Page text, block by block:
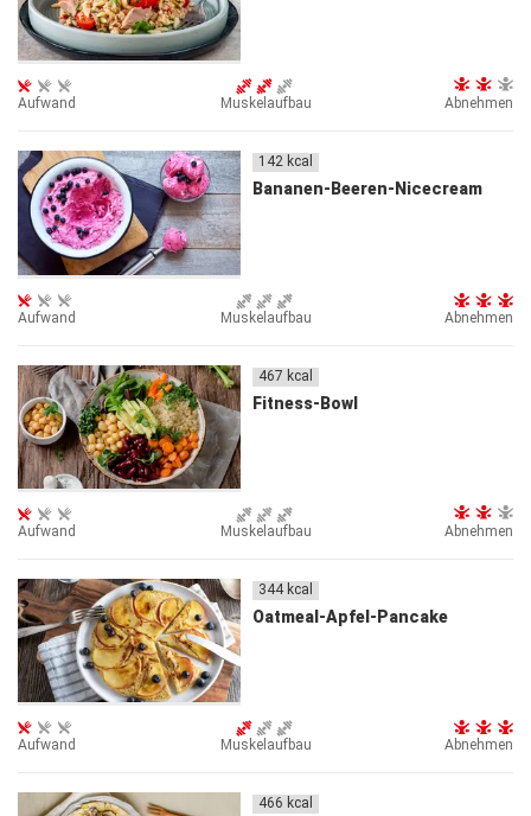
Aufwand Muskelaufbau Abnehmen
142 kcal
Bananen-Beeren-Nicecream
Aufwand Muskelaufbau Abnehmen
467 kcal
Fitness-Bowl
Aufwand Muskelaufbau Abnehmen
344kcal
Oatmeal-Apfel-Pancake
Aufwand Muskelaufbau Abnehmen
466 kcal